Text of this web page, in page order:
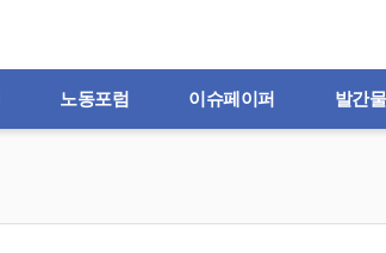
노동포럼 이슈페이퍼 발간물